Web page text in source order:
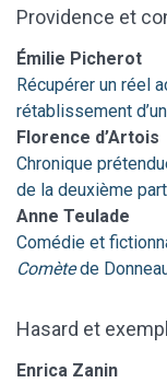
Providence et
Émilie Picherot
Récupérer un réel
rétablissement
Florence d’Artois
Chronique
de la deuxième
Anne Teulade
Comédie et
Comètede
Hasard et
Enrica Zanin